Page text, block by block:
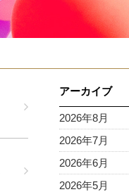
アーカイブ
2026年8月
2026年7月
2026年6月
2026年5月